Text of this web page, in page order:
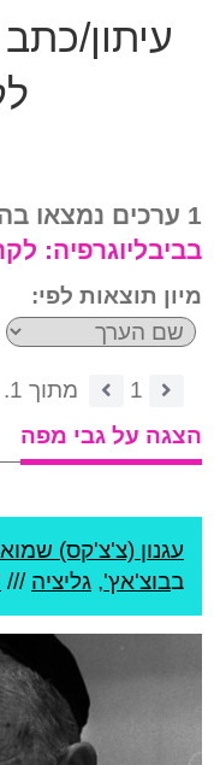
עיתון/
1 ערכים נמצאו בהקשר לנושא:
בביבליוגרפיה:
מיון תוצאות לפי:
1 מתוך 1.
הצגה על גבי מפה
עגנון (צ'צ'קס)
בבוצ'אץ', גליציה ///